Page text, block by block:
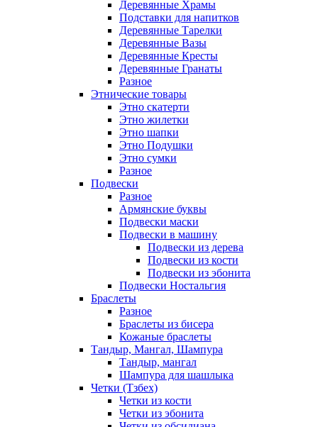
Деревянные Храмы
Подставки для напитков
Деревянные Тарелки
Деревянные Вазы
Деревянные Кресты
Деревянные Гранаты
Разное
Этнические товары
Этно скатерти
Этно жилетки
Этно шапки
Этно Подушки
Этно сумки
Разное
Подвески
Разное
Армянские буквы
Подвески маски
Подвески в машину
Подвески из дерева
Подвески из кости
Подвески из эбонита
Подвески Ностальгия
Браслеты
Разное
Браслеты из бисера
Кожаные браслеты
Тандыр, Мангал, Шампура
Тандыр, мангал
Шампура для шашлыка
Четки (Тзбех)
Четки из кости
Четки из эбонита